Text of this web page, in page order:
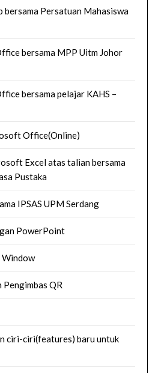
Persatuan Mahasiswa
bersama MPP Uitm Johor
bersama pelajar KAHS –
Office(Online)
Excel atas talian bersama
Pustaka
IPSAS UPM Serdang
PowerPoint
Window
QR
ciri-ciri(features) baru untuk